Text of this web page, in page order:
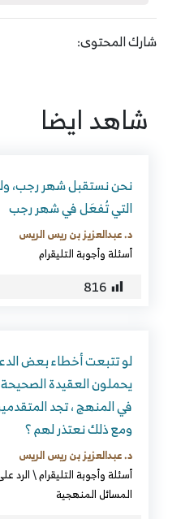
شارك المحتوى:
شاهد ايضا
نحن نستقبل شهر رجب،
التي تُفعَل في شهر رجب
د. عبدالعزيز بن ريس الريس
أسئلة وأجوبة التليقرام
816
لو تتبعت أخطاء بعض
يحملون العقيدة
في المنهج ، تجد
ومع ذلك نعتذر لهم ؟
د. عبدالعزيز بن ريس الريس
أسئلة وأجوبة التليقرام\الرد
المسائل المنهجية